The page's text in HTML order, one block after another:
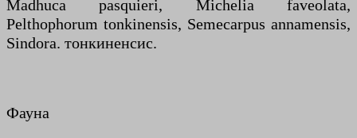
Madhuca pasquieri, Michelia faveolata,
Pelthophorum tonkinensis, Semecarpus annamensis,
Sindora. тонкиненсис.
Фауна